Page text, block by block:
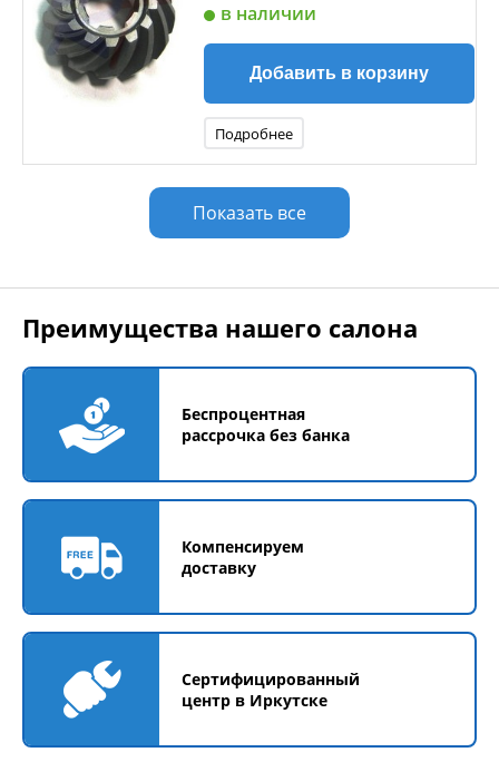
в наличии
Добавить в корзину
Подробнее
Показать все
Преимущества нашего салона
Беспроцентная
рассрочка без банка
Компенсируем
доставку
Сертифицированный
центр в Иркутске